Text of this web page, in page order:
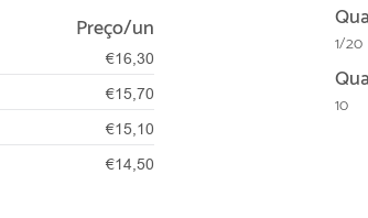
Preço/un
€16,30
€15,70
€15,10
€14,50
1/20
10